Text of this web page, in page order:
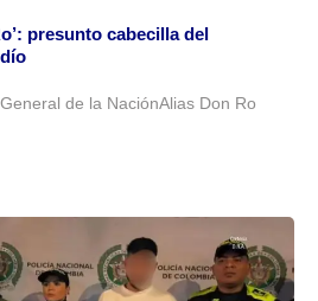
presunto cabecilla del
de la NaciónAlias Don Ro